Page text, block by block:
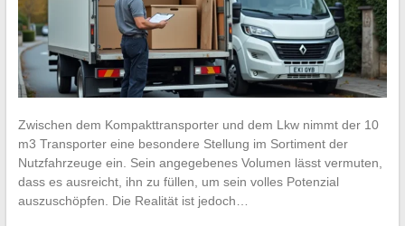
Zwischen dem Kompakttransporter und dem Lkw nimmt der 10
m3 Transporter eine besondere Stellung im Sortiment der
Nutzfahrzeuge ein. Sein angegebenes Volumen lässt vermuten,
dass es ausreicht, ihn zu füllen, um sein volles Potenzial
auszuschöpfen. Die Realität ist jedoch…